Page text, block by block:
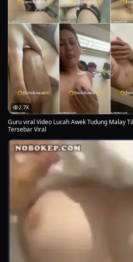
2.7K
Guru viral Video Lucah Awek Tudung Malay Tiktoker Babysha Bersetubuh
Tersebar Viral